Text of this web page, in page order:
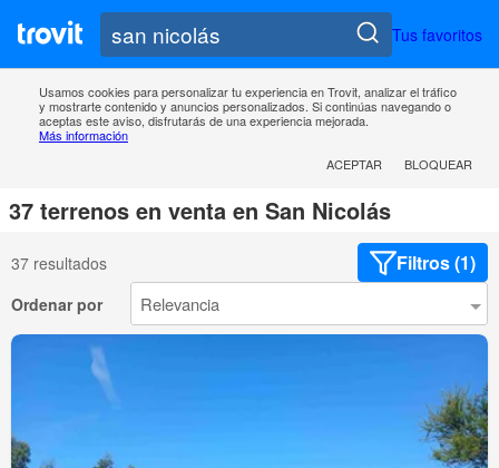
Tus favoritos
Usamos cookies para personalizar tu experiencia en Trovit, analizar el tráfico
y mostrarte contenido y anuncios personalizados. Si continúas navegando o
aceptas este aviso, disfrutarás de una experiencia mejorada.
Más información
ACEPTAR
BLOQUEAR
37 terrenos en venta en San Nicolás
37 resultados Filtros (1)
Ordenar por